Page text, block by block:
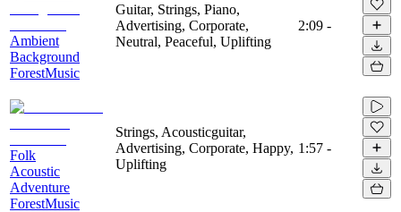
Ambient
Background
ForestMusic
Guitar, Strings, Piano,
Advertising, Corporate,
Neutral, Peaceful, Uplifting
2:09 -
Folk
Acoustic
Adventure
ForestMusic
Strings, Acousticguitar,
Advertising, Corporate, Happy,
Uplifting
1:57 -